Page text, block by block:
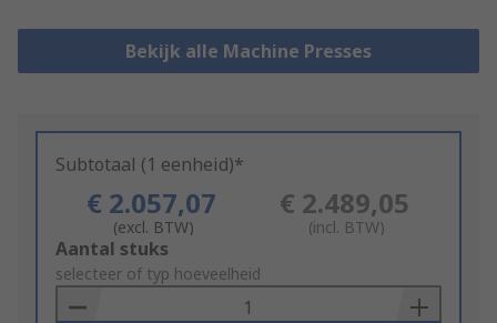
Bekijk alle Machine Presses
Subtotaal (1 eenheid)*
€ 2.057,07
(excl. BTW)
€ 2.489,05
(incl. BTW)
Add
to
Basket
Aantal stuks
selecteer of typ hoeveelheid